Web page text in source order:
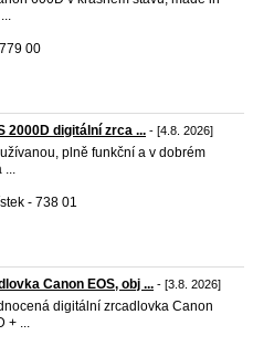
00
2000D digitální zrca ... - [4.8. 2026]
plně funkční a v dobrém
...
- 738 01
Canon EOS, obj ... - [3.8. 2026]
digitální zrcadlovka Canon
+ ...